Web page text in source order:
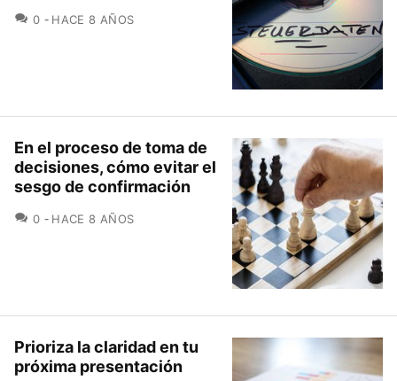
0 COMENTARIOS
HACE 8 AÑOS
En el proceso de toma de
decisiones, cómo evitar el
sesgo de confirmación
0 COMENTARIOS
HACE 8 AÑOS
Prioriza la claridad en tu
próxima presentación